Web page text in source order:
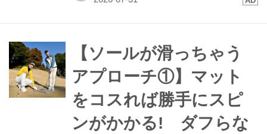
ティングキットを導入し、フィッティ
ング対応のパター「SEN」の取り扱い
を開始した。
【ソールが滑っちゃう
アプローチ①】マット
をコスれば勝手にスピ
ンがかかる! ダフらな